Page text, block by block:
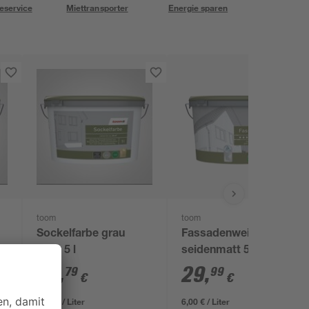
Miettransporter Energie sparen
toom
Sockelfarbe grau
matt 5 l
,79 €
7,56 € / Liter
toom
Fassadenweiß
seidenmatt 5 l
29,99 €
6,00 € / Liter